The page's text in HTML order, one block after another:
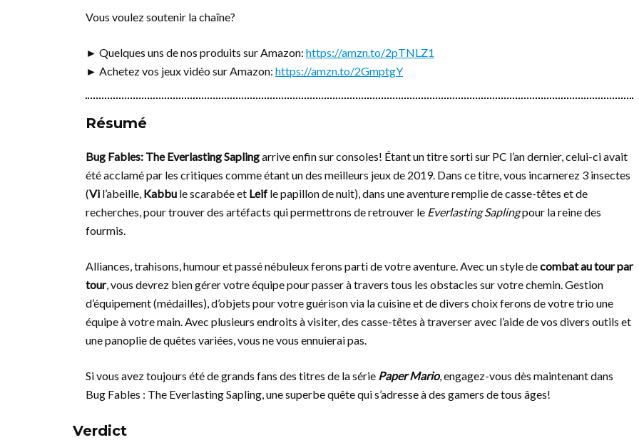
Vous voulez soutenir la chaîne?
► Quelques uns de nos produits sur Amazon: https://amzn.to/2pTNLZ1
► Achetez vos jeux vidéo sur Amazon: https://amzn.to/2GmptgY
Résumé
Bug Fables: The Everlasting Saplingarrive enfin sur consoles! Étant un titre sorti sur PC l’an dernier, celui-ci avait
été acclamé par les critiques comme étant un des meilleurs jeux de 2019. Dans ce titre, vous incarnerez 3 insectes
(Vi l’abeille, Kabbu le scarabée et Leif le papillon de nuit), dans une aventure remplie de casse-têtes et de
recherches, pour trouver des artéfacts qui permettrons de retrouver le Everlasting Saplingpour la reine des
fourmis.
Alliances, trahisons, humour et passé nébuleux ferons parti de votre aventure. Avec un style decombat au tour par
tour, vous devrez bien gérer votre équipe pour passer à travers tous les obstacles sur votre chemin. Gestion
d’équipement (médailles), d’objets pour votre guérison via la cuisine et de divers choix ferons de votre trio une
équipe à votre main. Avec plusieurs endroits à visiter, des casse-têtes à traverser avec l’aide de vos divers outils et
une panoplie de quêtes variées, vous ne vous ennuierai pas.
Si vous avez toujours été de grands fans des titres de la série Paper Mario, engagez-vous dès maintenant dans
Bug Fables : The Everlasting Sapling, une superbe quête qui s’adresse à des gamers de tous âges!
Verdict